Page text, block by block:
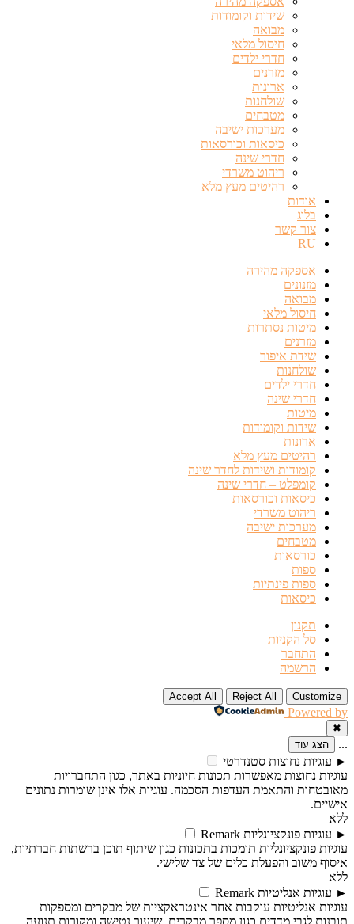
שידות וקומודות
מבואה
חיסול מלאי
חדרי ילדים
מזרנים
ארונות
שולחנות
מטבחים
מערכות ישיבה
כיסאות וכורסאות
חדרי שינה
ריהוט משרדי
רהיטים מעץ מלא
אודות
בלוג
צור קשר
RU
אספקה מהירה
מזנונים
מבואה
חיסול מלאי
מיטות נסתרות
מזרנים
שידת איפור
שולחנות
חדרי ילדים
חדרי שינה
מיטות
שידות וקומודות
ארונות
רהיטים מעץ מלא
קומודות ושידות לחדר שינה
קומפלט – חדרי שינה
כיסאות וכורסאות
ריהוט משרדי
מערכות ישיבה
מטבחים
כורסאות
ספות
ספות פינתיות
כיסאות
תקנון
סל הקניות
התחבר
הרשמה
Customize
Reject All
Accept All
Powered by
✖
... הצג עוד
► עוגיות נחוצות סטנדרטי
עוגיות נחוצות מאפשרות תכונות חיוניות באתר, כגון התחברויות
מאובטחות והתאמת העדפות הסכמה. עוגיות אלו אינן שומרות נתונים
אישיים.
ללא
► עוגיות פונקציונליות Remark
עוגיות פונקציונליות תומכות בתכונות כגון שיתוף תוכן ברשתות חברתיות,
איסוף משוב והפעלת כלים של צד שלישי.
ללא
► עוגיות אנליטיות Remark
עוגיות אנליטיות עוקבות אחר אינטראקציות של מבקרים ומספקות